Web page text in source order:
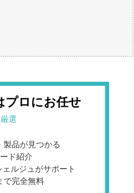
プロにお任せ
選
製品が見つかる
ド紹介
ェルジュがサポート
で完全無料